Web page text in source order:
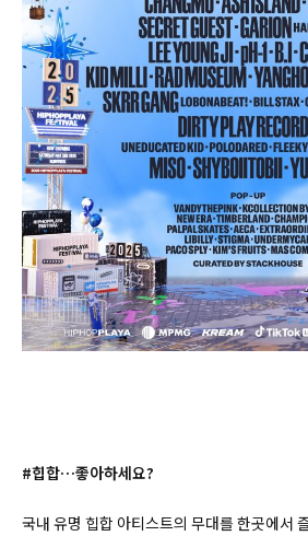
#힙합…좋아하세요?
국내 유명 힙합 아티스트의 무대를 한곳에서